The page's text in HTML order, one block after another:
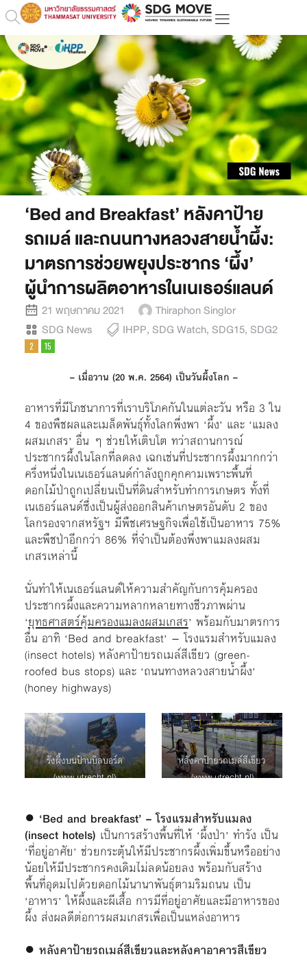
‘Bed and Breakfast’ หลังคาป้าย
รถเมล์ และถนนทางหลวงสายน้ำผึ้ง:
มาตรการช่วยพยุงประชากร ‘ผึ้ง’
ผู้นำการผลิตอาหารในเนเธอร์แลนด์
21 พฤษภาคม 2021
Thiraphon Singlor
SDG News
IHPP, SDG Watch, SDG15, SDG2
– เมื่อวาน (20 พ.ค. 2564) เป็นวันผึ้งโลก –
อาหารที่มีโภชนาการที่เราบริโภคกันในแต่ละวัน หรือ 3 ใน
4 ของพืชผลและเมล็ดพันธุ์ทั้งโลกพึ่งพา ‘ผึ้ง’ และ ‘แมลง
ผสมเกสร’ อื่น ๆ ช่วยให้เติบโต ทว่าสถานการณ์
ประชากรผึ้งในโลกที่ลดลง เฉกเช่นที่ประชากรผึ้งมากกว่า
ครึ่งหนึ่งในเนเธอร์แลนด์กำลังถูกคุกคามเพราะพื้นที่
ดอกไม้ป่าถูกเปลี่ยนเป็นที่ดินสำหรับทำการเกษตร ทั้งที่
เนเธอร์แลนด์ซึ่งเป็นผู้ส่งออกสินค้าเกษตรอันดับ 2 ของ
โลกรองจากสหรัฐฯ มีพืชเศรษฐกิจเพื่อใช้เป็นอาหาร 75%
และพืชป่าอีกกว่า 86% ที่จำเป็นต้องพึ่งพาแมลงผสม
เกสรเหล่านี้
นั่นทำให้เนเธอร์แลนด์ให้ความสำคัญกับการคุ้มครอง
ประชากรผึ้งและความหลากหลายทางชีวภาพผ่าน
‘ยุทธศาสตร์คุ้มครองแมลงผสมเกสร’ พร้อมกับมาตรการ
อื่น อาทิ ‘Bed and breakfast’ – โรงแรมสำหรับแมลง
(insect hotels) หลังคาป้ายรถเมล์สีเขียว (green-
roofed bus stops) และ ‘ถนนทางหลวงสายน้ำผึ้ง’
(honey highways)
รังผึ้งบนป้านบิลบอร์ด
(www.utrecht.nl)
หลังคาป้ายรถเมล์สีเขียว
(www.utrecht.nl)
● ‘Bed and breakfast’ – โรงแรมสำหรับแมลง
(insect hotels) เป็นการสร้างพื้นที่ให้ ‘ผึ้งป่า’ ทำรัง เป็น
‘ที่อยู่อาศัย’ ช่วยกระตุ้นให้มีประชากรผึ้งเพิ่มขึ้นหรืออย่าง
น้อยให้มีประชากรคงเดิมไม่ลดน้อยลง พร้อมกับสร้าง
พื้นที่อุดมไปด้วยดอกไม้นานาพันธุ์ตามริมถนน เป็น
‘อาหาร’ ให้ผึ้งและผีเสื้อ การมีที่อยู่อาศัยและมีอาหารของ
ผึ้ง ส่งผลดีต่อการผสมเกสรเพื่อเป็นแหล่งอาหาร
● หลังคาป้ายรถเมล์สีเขียวและหลังคาอาคารสีเขียว